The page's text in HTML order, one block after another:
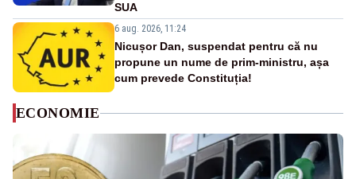
SUA
6 aug. 2026, 11:24
Nicușor Dan, suspendat pentru că nu
propune un nume de prim-ministru, așa
cum prevede Constituția!
ECONOMIE